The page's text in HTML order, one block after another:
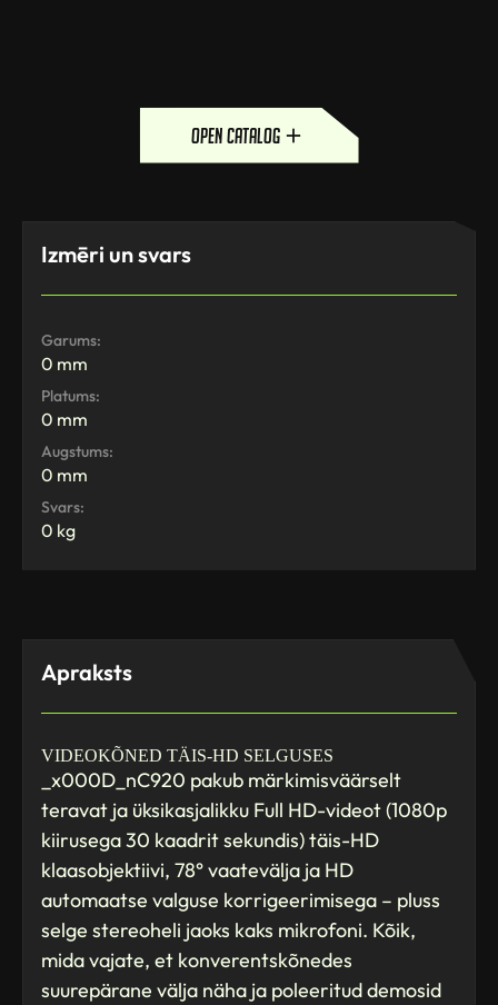
open catalog
Izmēri un svars
Garums:
0 mm
Platums:
0 mm
Augstums:
0 mm
Svars:
0 kg
Apraksts
VIDEOKÕNED TÄIS-HD SELGUSES
_x000D_nC920 pakub märkimisväärselt
teravat ja üksikasjalikku Full HD-videot (1080p
kiirusega 30 kaadrit sekundis) täis-HD
klaasobjektiivi, 78° vaatevälja ja HD
automaatse valguse korrigeerimisega – pluss
selge stereoheli jaoks kaks mikrofoni. Kõik,
mida vajate, et konverentskõnedes
suurepärane välja näha ja poleeritud demosid